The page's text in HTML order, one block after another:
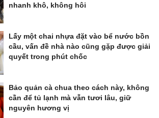
nhanh khô, không hôi
Lấy một chai nhựa đặt vào bể nước bồn
cầu, vấn đề nhà nào cũng gặp được giải
quyết trong phút chốc
Bảo quản cà chua theo cách này, không
cần để tủ lạnh mà vẫn tươi lâu, giữ
nguyên hương vị